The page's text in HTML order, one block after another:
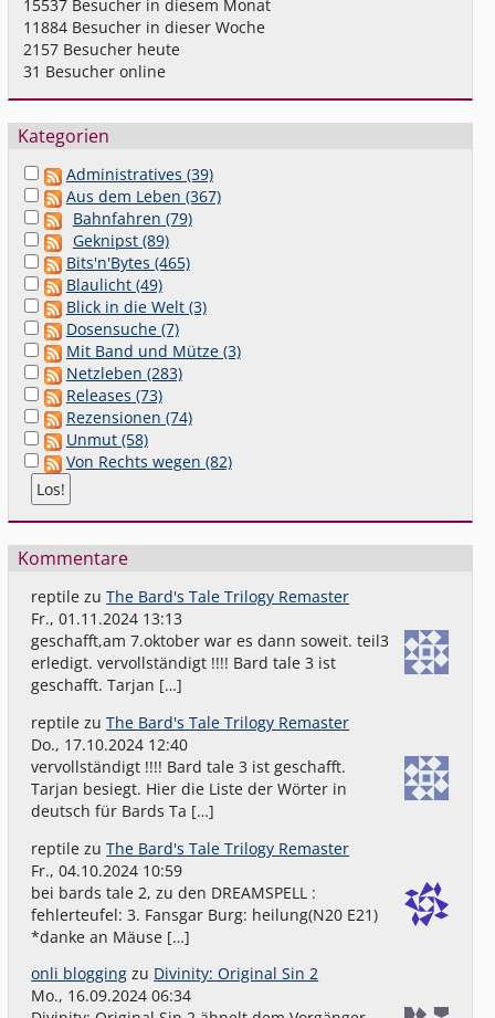
15537 Besucher in diesem Monat
11884 Besucher in dieser Woche
2157 Besucher heute
31 Besucher online
Kategorien
Administratives (39)
Aus dem Leben (367)
Bahnfahren (79)
Geknipst (89)
Bits'n'Bytes (465)
Blaulicht (49)
Blick in die Welt (3)
Dosensuche (7)
Mit Band und Mütze (3)
Netzleben (283)
Releases (73)
Rezensionen (74)
Unmut (58)
Von Rechts wegen (82)
Kommentare
reptile zuThe Bard's Tale Trilogy Remaster
Fr., 01.11.2024 13:13
geschafft,am 7.oktober war es dann soweit. teil3
erledigt. vervollständigt !!!! Bard tale 3 ist
geschafft. Tarjan […]
reptile zuThe Bard's Tale Trilogy Remaster
Do., 17.10.2024 12:40
vervollständigt !!!! Bard tale 3 ist geschafft.
Tarjan besiegt. Hier die Liste der Wörter in
deutsch für Bards Ta […]
reptile zuThe Bard's Tale Trilogy Remaster
Fr., 04.10.2024 10:59
bei bards tale 2, zu den DREAMSPELL :
fehlerteufel: 3. Fansgar Burg: heilung(N20 E21)
*danke an Mäuse […]
onli blogging zu Divinity: Original Sin 2
Mo., 16.09.2024 06:34